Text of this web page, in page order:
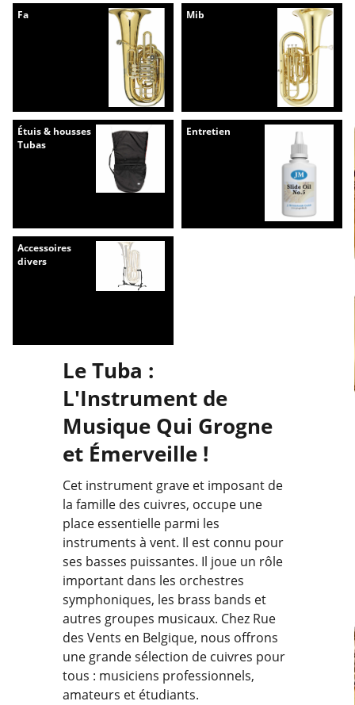
Fa Mib
Étuis & housses
Tubas
Entretien
Accessoires
divers
Le Tuba :
L'Instrument de
Musique Qui Grogne
et Émerveille !
Cet instrument grave et imposant de
la famille des cuivres, occupe une
place essentielle parmi les
instruments à vent. Il est connu pour
ses basses puissantes. Il joue un rôle
important dans les orchestres
symphoniques, les brass bands et
autres groupes musicaux. Chez Rue
des Vents en Belgique, nous offrons
une grande sélection de cuivres pour
tous : musiciens professionnels,
amateurs et étudiants.